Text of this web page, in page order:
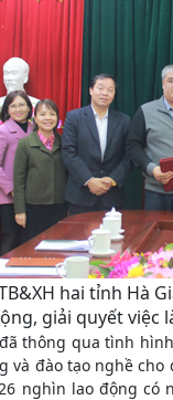
hai tỉnh Hà
giải quyết việc
thông qua tình
và đào tạo nghề
nghìn lao động